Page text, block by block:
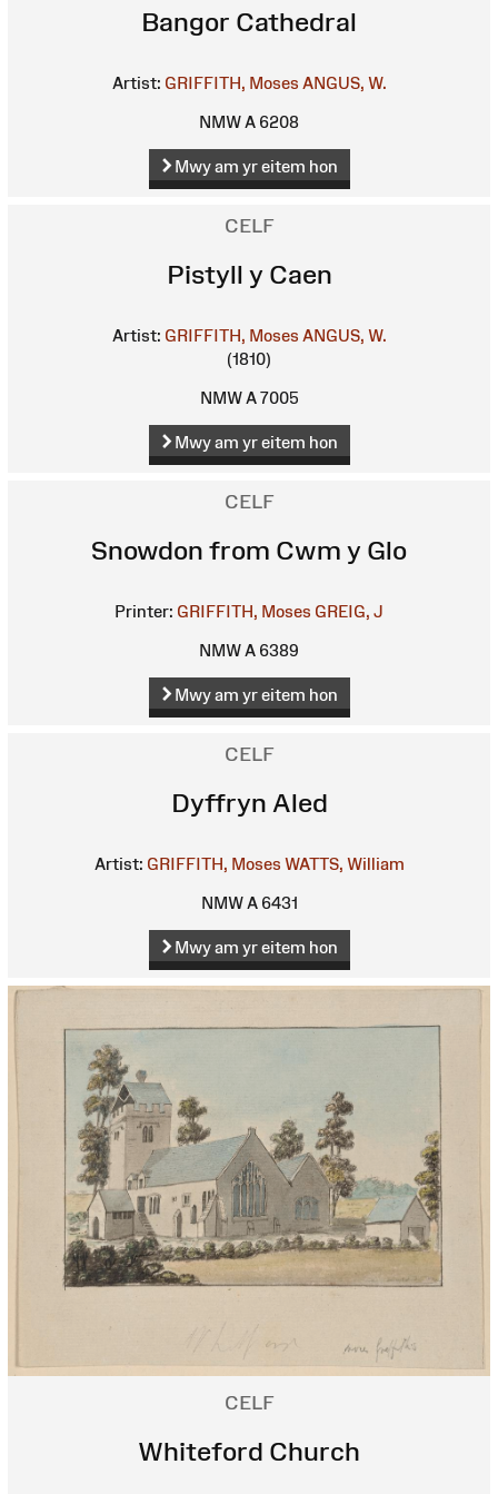
Bangor Cathedral
Artist: GRIFFITH, Moses ANGUS, W.
NMW A 6208
Mwy am yr eitem hon
CELF
Pistyll y Caen
Artist: GRIFFITH, Moses ANGUS, W.
(1810)
NMW A 7005
Mwy am yr eitem hon
CELF
Snowdon from Cwm y Glo
Printer: GRIFFITH, Moses GREIG, J
NMW A 6389
Mwy am yr eitem hon
CELF
Dyffryn Aled
Artist: GRIFFITH, Moses WATTS, William
NMW A 6431
Mwy am yr eitem hon
CELF
Whiteford Church